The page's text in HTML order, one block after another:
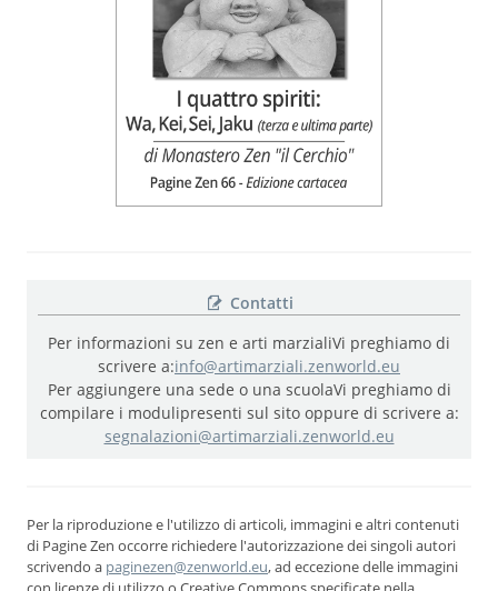
Contatti
Per informazioni su zen e arti marzialiVi preghiamo di
scrivere a:info@artimarziali.zenworld.eu
Per aggiungere una sede o una scuolaVi preghiamo di
compilare i modulipresenti sul sito oppure di scrivere a:
segnalazioni@artimarziali.zenworld.eu
Per la riproduzione e l'utilizzo di articoli, immagini e altri contenuti
di Pagine Zen occorre richiedere l'autorizzazione dei singoli autori
scrivendo a paginezen@zenworld.eu, ad eccezione delle immagini